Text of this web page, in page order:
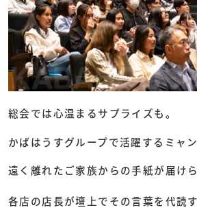
総会では心温まるサプライズも。
かばはうすグループで活躍するミャ
遠く離れたご家族からの手紙が届けら
各店の店長が壇上でその言葉を代読す